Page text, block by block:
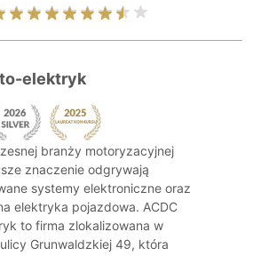
elektryk
branży motoryzacyjnej
znaczenie odgrywają
systemy elektroniczne oraz
elektryka pojazdowa. ACDC
to firma zlokalizowana w
Grunwaldzkiej 49, która